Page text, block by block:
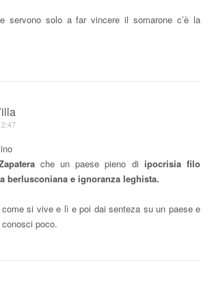
servono solo a far vincere il somarone c’è la
che un paese pieno di ipocrisia filo
berlusconiana e ignoranza leghista.
si vive e lì e poi dai senteza su un paese e
poco.